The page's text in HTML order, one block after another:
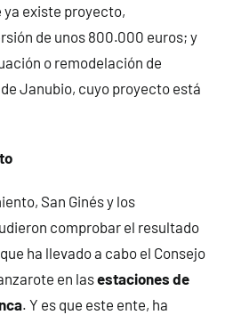
ya existe proyecto,
de unos 800.000 euros; y
o remodelación de
Janubio, cuyo proyecto está
San Ginés y los
comprobar el resultado
ha llevado a cabo el Consejo
en lasestaciones de
. Y es que este ente, ha